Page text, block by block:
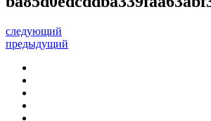
следующий
предыдущий